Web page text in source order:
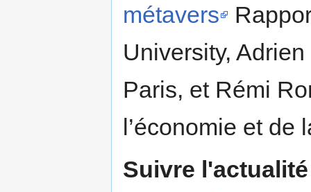
métavers
University,
Paris, et Rémi
l’économie et de
Suivre l'actualité